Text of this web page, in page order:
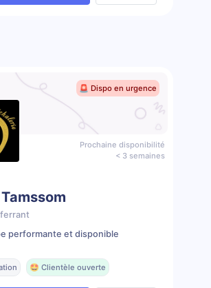
🚨 Dispo en urgence
Prochaine disponibilité
< 3 semaines
performante et disponible
🤩 Clientèle ouverte